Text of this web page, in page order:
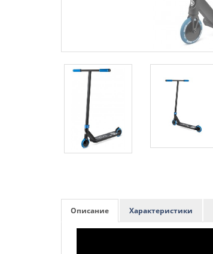
Описание Характеристики